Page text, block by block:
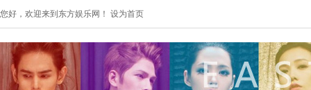
您好，欢迎来到东方娱乐网！ 设为首页